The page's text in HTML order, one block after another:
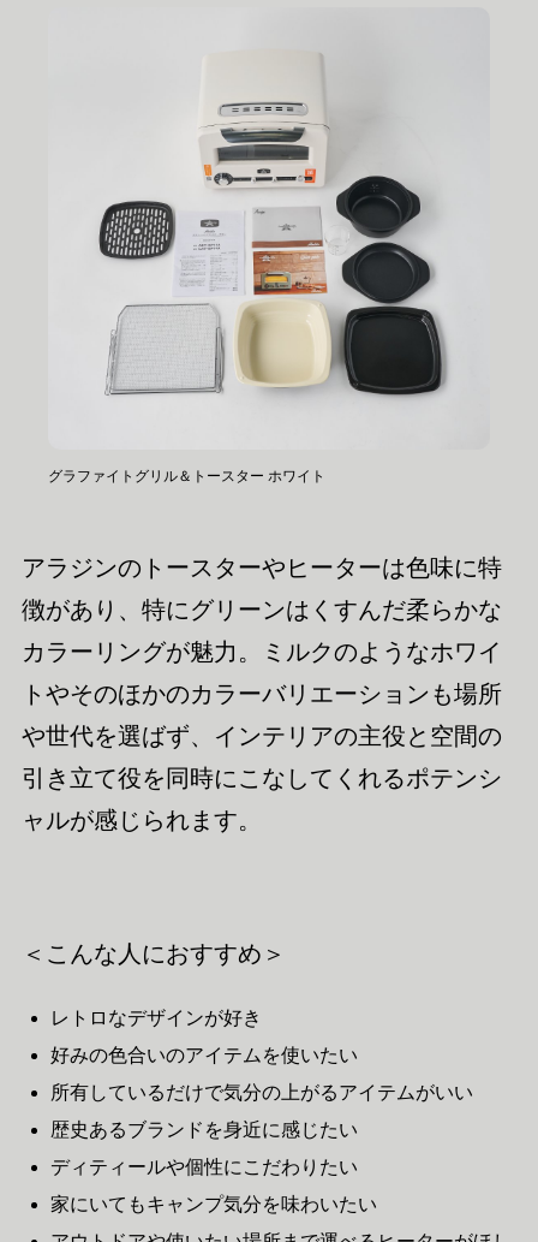
グラファイトグリル＆トースター ホワイト
アラジンのトースターやヒーターは色味に特
徴があり、特にグリーンはくすんだ柔らかな
カラーリングが魅力。ミルクのようなホワイ
トやそのほかのカラーバリエーションも場所
や世代を選ばず、インテリアの主役と空間の
引き立て役を同時にこなしてくれるポテンシ
ャルが感じられます。
＜こんな人におすすめ＞
レトロなデザインが好き
好みの色合いのアイテムを使いたい
所有しているだけで気分の上がるアイテムがいい
歴史あるブランドを身近に感じたい
ディティールや個性にこだわりたい
家にいてもキャンプ気分を味わいたい